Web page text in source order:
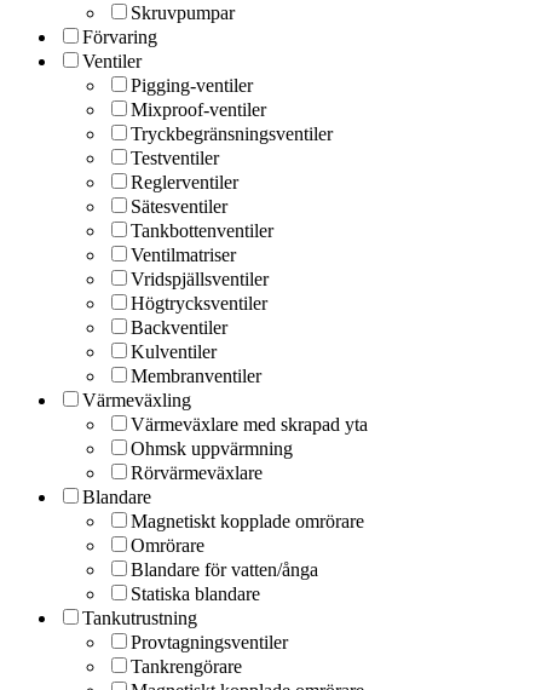
Skruvpumpar
Förvaring
Ventiler
Pigging-ventiler
Mixproof-ventiler
Tryckbegränsningsventiler
Testventiler
Reglerventiler
Sätesventiler
Tankbottenventiler
Ventilmatriser
Vridspjällsventiler
Högtrycksventiler
Backventiler
Kulventiler
Membranventiler
Värmeväxling
Värmeväxlare med skrapad yta
Ohmsk uppvärmning
Rörvärmeväxlare
Blandare
Magnetiskt kopplade omrörare
Omrörare
Blandare för vatten/ånga
Statiska blandare
Tankutrustning
Provtagningsventiler
Tankrengörare